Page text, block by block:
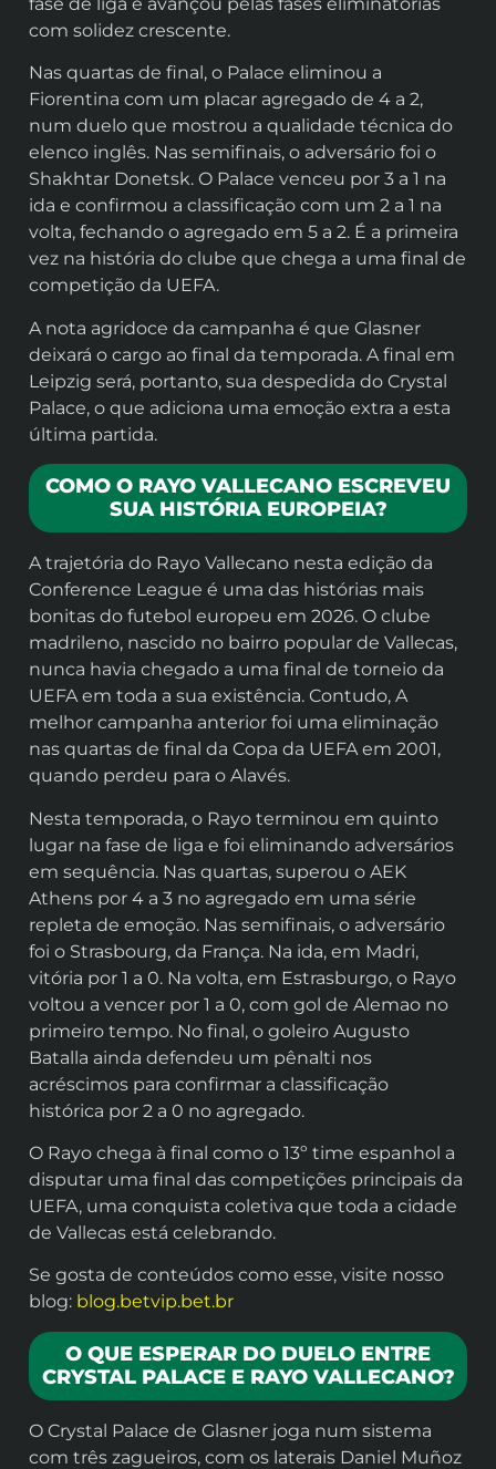
com solidez crescente.
Nas quartas de final, o Palace eliminou a
Fiorentina com um placar agregado de 4 a 2,
num duelo que mostrou a qualidade técnica do
elenco inglês. Nas semifinais, o adversário foi o
Shakhtar Donetsk. O Palace venceu por 3 a 1 na
ida e confirmou a classificação com um 2 a 1 na
volta, fechando o agregado em 5 a 2. É a primeira
vez na história do clube que chega a uma final de
competição da UEFA.
A nota agridoce da campanha é que Glasner
deixará o cargo ao final da temporada. A final em
Leipzig será, portanto, sua despedida do Crystal
Palace, o que adiciona uma emoção extra a esta
última partida.
COMO O RAYO VALLECANO ESCREVEU
SUA HISTÓRIA EUROPEIA?
A trajetória do Rayo Vallecano nesta edição da
Conference League é uma das histórias mais
bonitas do futebol europeu em 2026. O clube
madrileno, nascido no bairro popular de Vallecas,
nunca havia chegado a uma final de torneio da
UEFA em toda a sua existência. Contudo, A
melhor campanha anterior foi uma eliminação
nas quartas de final da Copa da UEFA em 2001,
quando perdeu para o Alavés.
Nesta temporada, o Rayo terminou em quinto
lugar na fase de liga e foi eliminando adversários
em sequência. Nas quartas, superou o AEK
Athens por 4 a 3 no agregado em uma série
repleta de emoção. Nas semifinais, o adversário
foi o Strasbourg, da França. Na ida, em Madri,
vitória por 1 a 0. Na volta, em Estrasburgo, o Rayo
voltou a vencer por 1 a 0, com gol de Alemao no
primeiro tempo. No final, o goleiro Augusto
Batalla ainda defendeu um pênalti nos
acréscimos para confirmar a classificação
histórica por 2 a 0 no agregado.
O Rayo chega à final como o 13º time espanhol a
disputar uma final das competições principais da
UEFA, uma conquista coletiva que toda a cidade
de Vallecas está celebrando.
Se gosta de conteúdos como esse, visite nosso
blog: blog.betvip.bet.br
O QUE ESPERAR DO DUELO ENTRE
CRYSTAL PALACE E RAYO VALLECANO?
O Crystal Palace de Glasner joga num sistema
com três zagueiros, com os laterais Daniel Muñoz